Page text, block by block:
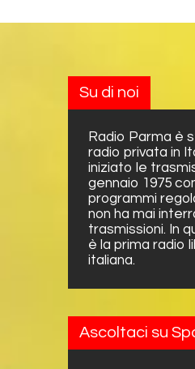
Su di noi
Radio Parma è
radio privata in
iniziato le
gennaio 1975
programmi
non ha mai
trasmissioni. In
è la prima radio
italiana.
Ascoltaci su